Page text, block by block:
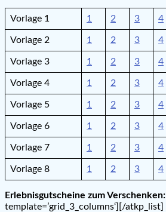
Vorlage 1 1 2 3 4
Vorlage 2 1 2 3 4
Vorlage 3 1 2 3 4
Vorlage 4 1 2 3 4
Vorlage 5 1 2 3 4
Vorlage 6 1 2 3 4
Vorlage 7 1 2 3 4
Vorlage 8 1 2 3 4
Erlebnisgutscheine zum Verschenken:
template=’grid_3_columns‘][/atkp_list]